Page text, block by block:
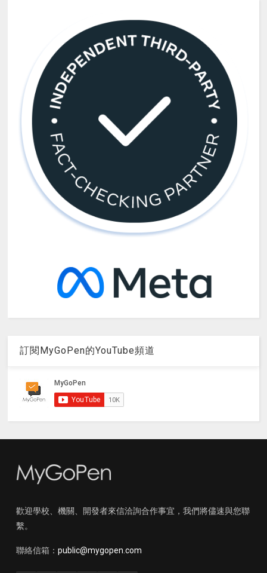
訂閱MyGoPen的YouTube頻道
歡迎學校、機關、開發者來信洽詢合作事宜，我們將儘速與您聯
繫。
聯絡信箱： public@mygopen.com